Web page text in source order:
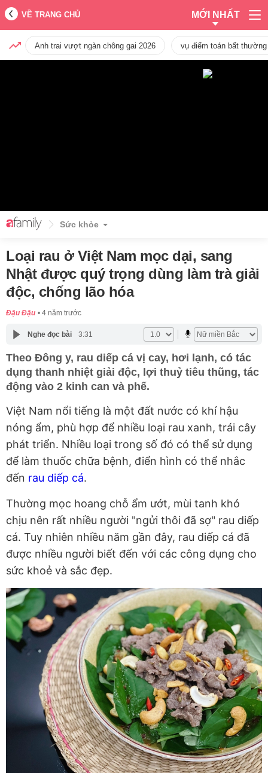
VỀ TRANG CHỦ MỚI NHẤT
Anh trai vượt ngàn chông gai 2026 vụ điểm toán bất
Sức khỏe
Loại rau ở Việt Nam mọc dại, sang
Nhật được quý trọng dùng làm trà giải
độc, chống lão hóa
Đậu Đậu 4 năm trước
Nghe đọc bài 3:31
Theo Đông y, rau diếp cá vị cay, hơi lạnh, có tác
dụng thanh nhiệt giải độc, lợi thuỷ tiêu thũng, tác
động vào 2 kinh can và phế.
Việt Nam nổi tiếng là một đất nước có khí hậu
nóng ẩm, phù hợp để nhiều loại rau xanh, trái cây
phát triển. Nhiều loại trong số đó có thể sử dụng
để làm thuốc chữa bệnh, điển hình có thể nhắc
đến rau diếp cá.
Thường mọc hoang chỗ ẩm ướt, mùi tanh khó
chịu nên rất nhiều người "ngửi thôi đã sợ" rau diếp
cá. Tuy nhiên nhiều năm gần đây, rau diếp cá đã
được nhiều người biết đến với các công dụng cho
sức khoẻ và sắc đẹp.